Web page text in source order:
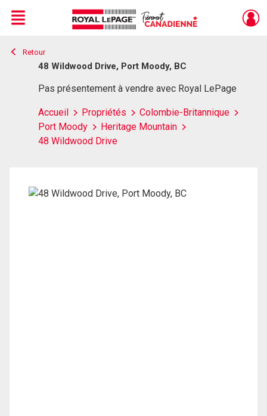
Live
En Direct
Menu
Retour
48 Wildwood Drive, Port Moody, BC
Pas présentement à vendre avec Royal LePage
Accueil Propriétés
Colombie-Britannique
Port Moody
Heritage Mountain
48 Wildwood Drive